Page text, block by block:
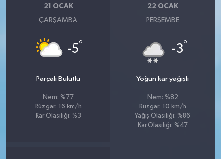
21 OCAK
ÇARŞAMBA
-5°
Parçalı Bulutlu
Nem: %77
Rüzgar: 16 km/h
Kar Olasılığı: %3
22 OCAK
PERŞEMBE
-3°
Yoğun kar yağışlı
Nem: %82
Rüzgar: 10 km/h
Yağış Olasılığı: %86
Kar Olasılığı: %47